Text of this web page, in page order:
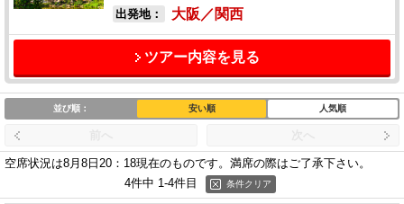
出発地： 大阪／関西
ツアー内容を見る
並び順： 安い順 人気順
空席状況は8月8日20：18現在のものです。 満席の際はご了承下さい。
4件中 1-4件目
条件クリア